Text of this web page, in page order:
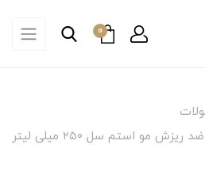
0
مو استم سل ۲۵۰ میلی لیتر